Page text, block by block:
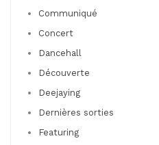
Communiqué
Concert
Dancehall
Découverte
Deejaying
Dernières sorties
Featuring